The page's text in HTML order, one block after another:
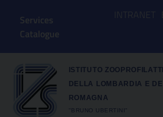
Services
Catalogue
INTRANET
ISTITUTO
DELLA LOMBARDIA E
ROMAGNA
"BRUNO UBERTINI"